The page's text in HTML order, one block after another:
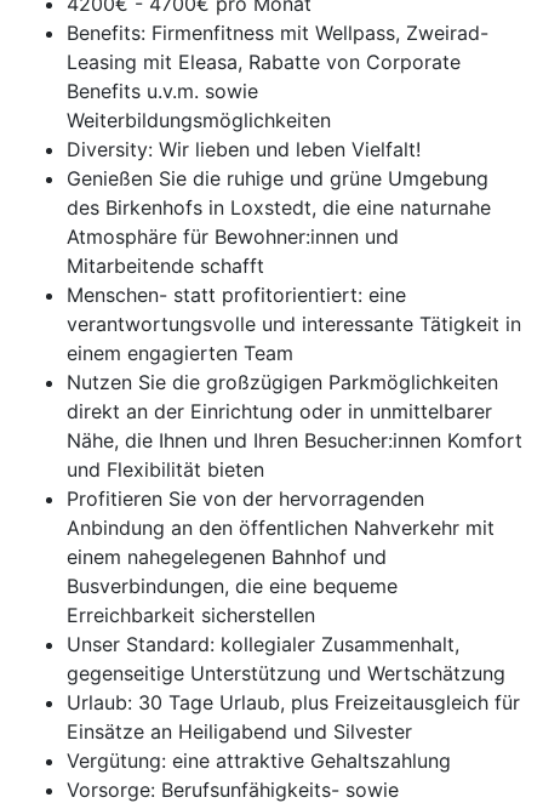
Benefits: Firmenfitness mit Wellpass, Zweirad-
Leasing mit Eleasa, Rabatte von Corporate
Benefits u.v.m. sowie
Weiterbildungsmöglichkeiten
Diversity: Wir lieben und leben Vielfalt!
Genießen Sie die ruhige und grüne Umgebung
des Birkenhofs in Loxstedt, die eine naturnahe
Atmosphäre für Bewohner:innen und
Mitarbeitende schafft
Menschen- statt profitorientiert: eine
verantwortungsvolle und interessante Tätigkeit in
einem engagierten Team
Nutzen Sie die großzügigen Parkmöglichkeiten
direkt an der Einrichtung oder in unmittelbarer
Nähe, die Ihnen und Ihren Besucher:innen Komfort
und Flexibilität bieten
Profitieren Sie von der hervorragenden
Anbindung an den öffentlichen Nahverkehr mit
einem nahegelegenen Bahnhof und
Busverbindungen, die eine bequeme
Erreichbarkeit sicherstellen
Unser Standard: kollegialer Zusammenhalt,
gegenseitige Unterstützung und Wertschätzung
Urlaub: 30 Tage Urlaub, plus Freizeitausgleich für
Einsätze an Heiligabend und Silvester
Vergütung: eine attraktive Gehaltszahlung
Vorsorge: Berufsunfähigkeits- sowie